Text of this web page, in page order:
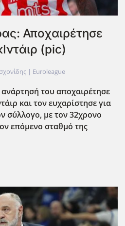
Αποχαιρέτησε
(pic)
| Euroleague
του αποχαιρέτησε
και τον ευχαρίστησε για
σύλλογο, με τον 32χρονο
επόμενο σταθμό της